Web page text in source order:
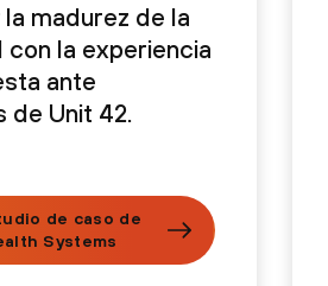
madurez de la
con la experiencia
ante
de Unit 42.
de caso de
Systems